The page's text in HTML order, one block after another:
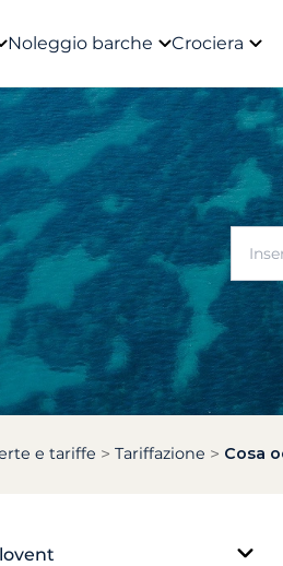
Noleggio barche Crociera
e tariffe Tariffazione Cosa